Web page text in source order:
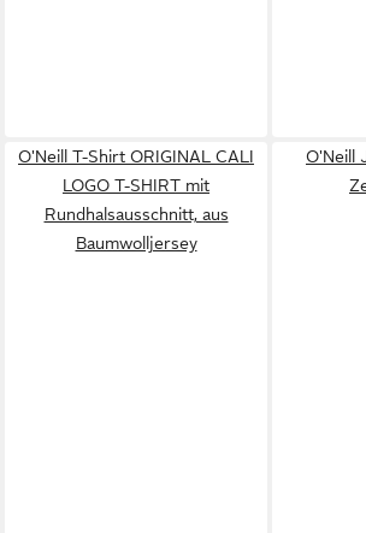
O'Neill T-Shirt ORIGINAL CALI
LOGO T-SHIRT mit
Rundhalsausschnitt, aus
Baumwolljersey
O'Neill